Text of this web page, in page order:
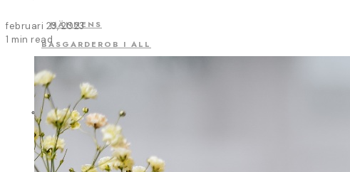
MÄNNENS
BASGARDEROB I ALL
KVINNORNAS UT?
VILKEN FILM SÅG
OLOF PALME KVÄLLEN
februari 23, 2023
1 min read